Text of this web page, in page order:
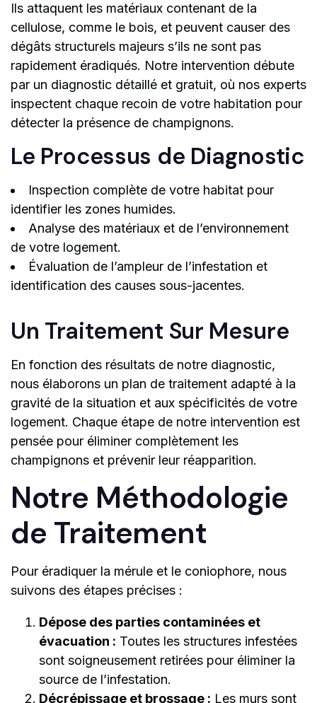
Ils attaquent les matériaux contenant de la
cellulose, comme le bois, et peuvent causer des
dégâts structurels majeurs s’ils ne sont pas
rapidement éradiqués. Notre intervention débute
par un diagnostic détaillé et gratuit, où nos experts
inspectent chaque recoin de votre habitation pour
détecter la présence de champignons.
Le Processus de Diagnostic
Inspection complète de votre habitat pour
identifier les zones humides.
Analyse des matériaux et de l’environnement
de votre logement.
Évaluation de l’ampleur de l’infestation et
identification des causes sous-jacentes.
Un Traitement Sur Mesure
En fonction des résultats de notre diagnostic,
nous élaborons un plan de traitement adapté à la
gravité de la situation et aux spécificités de votre
logement. Chaque étape de notre intervention est
pensée pour éliminer complètement les
champignons et prévenir leur réapparition.
Notre Méthodologie
de Traitement
Pour éradiquer la mérule et le coniophore, nous
suivons des étapes précises :
Dépose des parties contaminées et
évacuation : Toutes les structures infestées
sont soigneusement retirées pour éliminer la
source de l’infestation.
Décrépissage et brossage : Les murs sont